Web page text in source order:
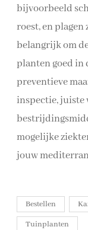
bijvoorbeeld
roest, en
belangrijk om
planten goed in
preventieve
inspectie, juiste
mogelijke
jouw
Bestellen
Tuinplanten